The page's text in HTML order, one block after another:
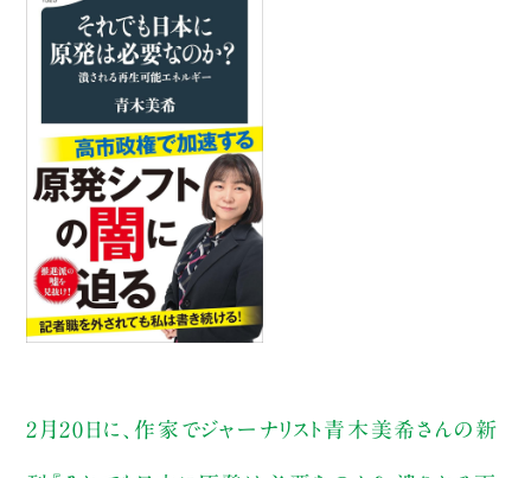
2月20日に、作家でジャーナリスト青木美希さんの新